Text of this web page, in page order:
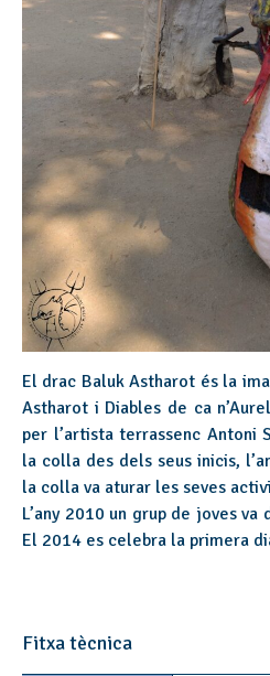
El drac Baluk Astharot és la
Astharot i Diables de ca
per l’artista terrassenc Antoni
la colla des dels seus inicis,
la colla va aturar les seves
L’any 2010 un grup de joves
El 2014 es celebra la primera
Fitxa tècnica